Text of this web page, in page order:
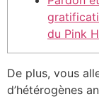
du Pink
De plus, vous
d’hétérogènes